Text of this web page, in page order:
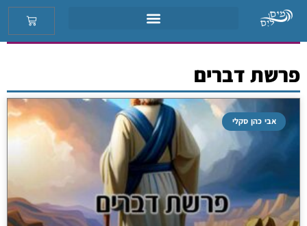
פרשת דברים
אבי כהן סקלי